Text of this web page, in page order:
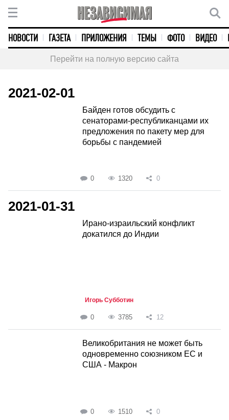
НОВОСТИ ГАЗЕТА ПРИЛОЖЕНИЯ ТЕМЫ ФОТО ВИДЕО
Перейти на полную версию сайта
2021-02-01
Байден готов обсудить с
сенаторами-республиканцами их
предложения по пакету мер для
борьбы с пандемией
0 1320 0
2021-01-31
Ирано-израильский конфликт
докатился до Индии
Игорь Субботин
0 3785 12
Великобритания не может быть
одновременно союзником ЕС и
США - Макрон
0 1510 0